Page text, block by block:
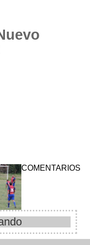
COMENTARIOS